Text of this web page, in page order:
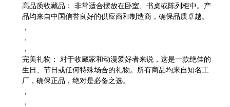
高品质收藏品： 非常适合摆放在卧室、书桌或陈列柜中。产
品均来自中国信誉良好的供应商和制造商，确保品质卓越。
，
，
，
完美礼物： 对于收藏家和动漫爱好者来说，这是一款绝佳的
生日、节日或任何特殊场合的礼物。所有商品均来自知名工
厂，确保正品，绝对是必备之选。
，
，